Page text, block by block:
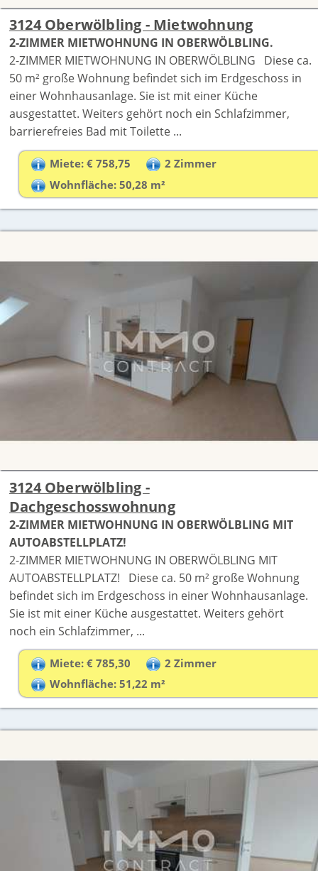
3124 Oberwölbling - Mietwohnung
2-ZIMMER MIETWOHNUNG IN OBERWÖLBLING.
2-ZIMMER MIETWOHNUNG IN OBERWÖLBLING Diese ca.
50 m² große Wohnung befindet sich im Erdgeschoss in
einer Wohnhausanlage. Sie ist mit einer Küche
ausgestattet. Weiters gehört noch ein Schlafzimmer,
barrierefreies Bad mit Toilette ...
Miete: € 758,75
2 Zimmer
Wohnfläche: 50,28 m²
3124 Oberwölbling -
Dachgeschosswohnung
2-ZIMMER MIETWOHNUNG IN OBERWÖLBLING MIT
AUTOABSTELLPLATZ!
2-ZIMMER MIETWOHNUNG IN OBERWÖLBLING MIT
AUTOABSTELLPLATZ! Diese ca. 50 m² große Wohnung
befindet sich im Erdgeschoss in einer Wohnhausanlage.
Sie ist mit einer Küche ausgestattet. Weiters gehört
noch ein Schlafzimmer, ...
Miete: € 785,30
2 Zimmer
Wohnfläche: 51,22 m²